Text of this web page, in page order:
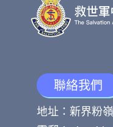
聯絡我們
地址：新界粉